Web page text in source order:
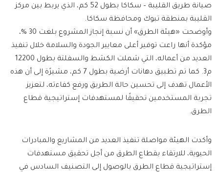
صيانة طريق القليبة – سكاكا بطول 52 كم، الذي يربط بين مركز
القليبة بمنطقة تبوك ومحافظة سكاكا.
وأوضحت «هيئة الطرق» أن نسبة إنجاز المشروع بلغت 30 %،
مؤكدة أنها راعت توفير أعلى معايير الجودة والسلامة خلال تنفيذ
العديد من أعماله، التي شملت الكشط والسفلتة بطول 12200
م3. كما تم تطبيق دهانات أرضية بطول 7 كم، مشيرًة إلى أن هذه
الأعمال تهدف إلى تحسين حالة الطريق ورفع كفاءته، لتعزيز
تجربة المستخدمين تحقيقًا لمستهدفات إستراتيجية قطاع
الطرق.
وأكدت الهيئة مواصلة تنفيذ العديد من المشاريع والمبادرات
الحيوية، للارتقاء بقطاع الطرق من أجل تحقيق مستهدفات
إستراتيجية قطاع الطرق بالوصول إلى التصنيف السادس في